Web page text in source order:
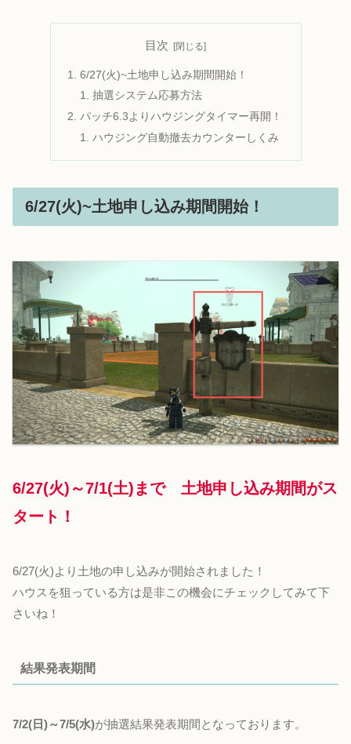
目次
6/27(火)~土地申し込み期間開始！
抽選システム応募方法
パッチ6.3よりハウジングタイマー再開！
ハウジング自動撤去カウンターしくみ
6/27(火)~土地申し込み期間開始！
6/27(火)～7/1(土)まで 土地申し込み期間がス
タート！
6/27(火)より土地の申し込みが開始されました！
ハウスを狙っている方は是非この機会にチェックしてみて下
さいね！
結果発表期間
7/2(日)～7/5(水)が抽選結果発表期間となっております。